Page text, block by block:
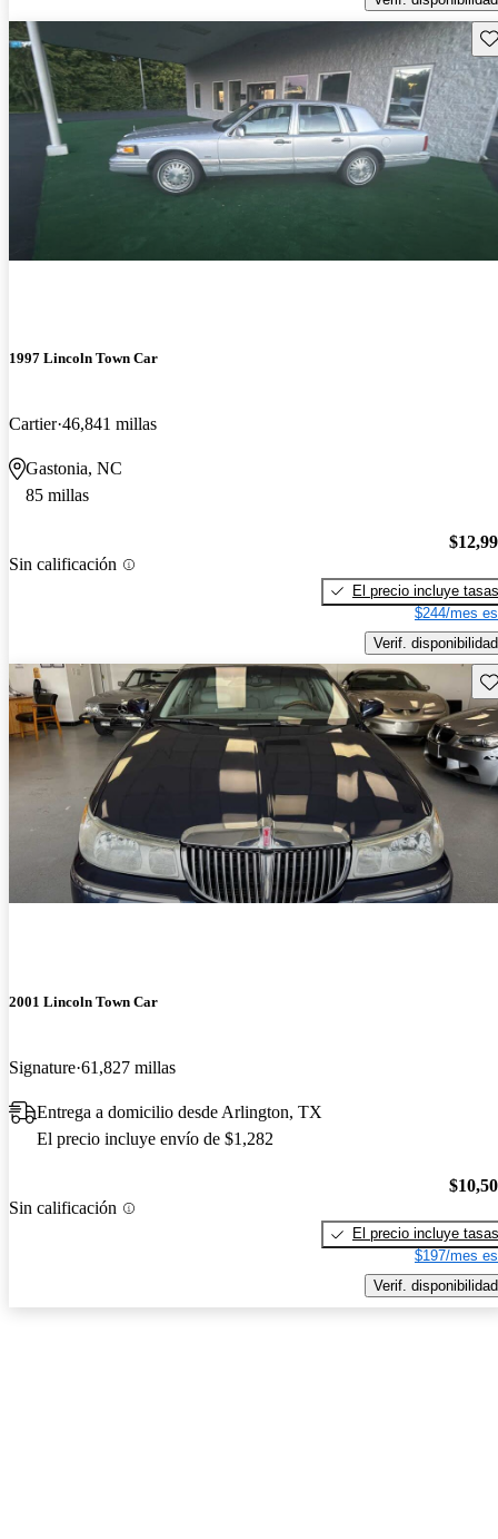
1997 Lincoln Town Car
Cartier 46,841 millas
Gastonia, NC
85 millas
Sin calificación
El precio incluye tasas
$244/mes
Verif. disponibilidad
2001 Lincoln Town Car
Signature 61,827 millas
Entrega a domicilio desde Arlington, TX
El precio incluye envío de $1,282
Sin calificación
El precio incluye tasas
$197/mes
Verif. disponibilidad